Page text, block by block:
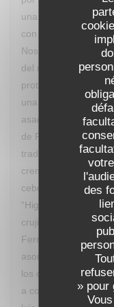
des
» pour
una detallada
con lo que vas
Nos deleitamos con
del recetario francés
protagonista, “Sur le
una ensalada de
asados con caldo
de Paimpol” una
tradicional aplicado
cremoso de
cebolla roja y
“Higos asados al
crujiente de
Ferran de Pessac
asomándose, con
los comensales a
a comentar y